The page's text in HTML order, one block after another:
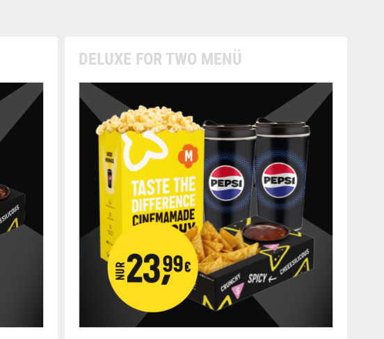
DELUXE FOR TWO MENÜ